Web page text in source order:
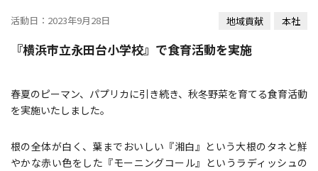
活動日：2023年9月28日 地域貢献 本社
『横浜市立永田台小学校』で食育活動を実施
春夏のピーマン、パプリカに引き続き、秋冬野菜を育てる食育活動
を実施いたしました。
根の全体が白く、葉までおいしい『湘白』という大根のタネと鮮
やかな赤い色をした『モーニングコール』というラディッシュの